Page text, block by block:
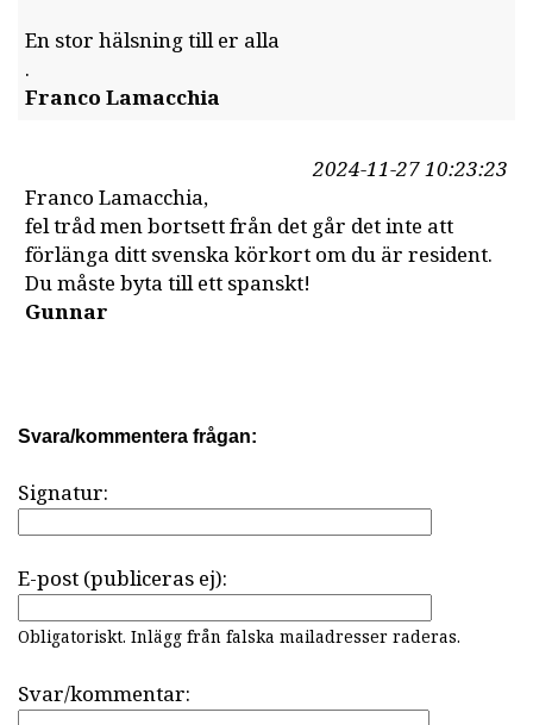
En stor hälsning till er alla
.
Franco Lamacchia
2024-11-27 10:23:23
Franco Lamacchia,
fel tråd men bortsett från det går det inte att
förlänga ditt svenska körkort om du är resident.
Du måste byta till ett spanskt!
Gunnar
Svara/kommentera frågan:
Signatur:
E-post (publiceras ej):
Obligatoriskt. Inlägg från falska mailadresser raderas.
Svar/kommentar: